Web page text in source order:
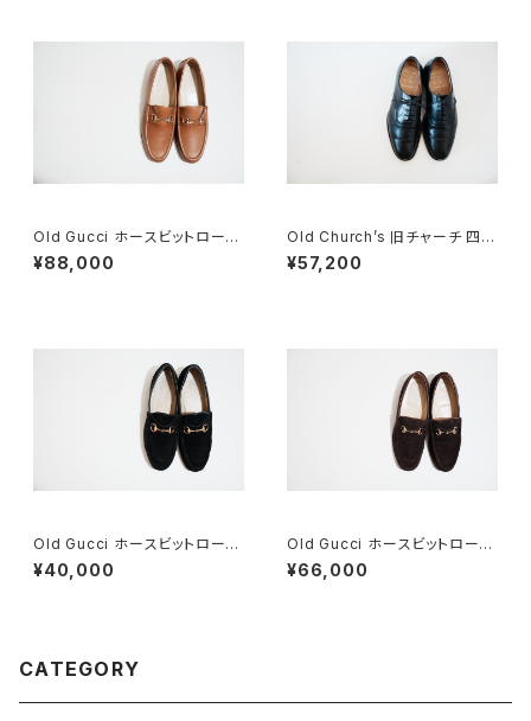
Old Gucci ホースビットローフ
ァー 38.5C tan ほぼDeadsto
ck
¥88,000
Old Church’s 旧チャーチ 四都
市 Consul 60F
¥57,200
Old Gucci ホースビットローフ
ァー 4.5B スエードBK
¥40,000
Old Gucci ホースビットローフ
ァー 5B Dark Brown Suede
¥66,000
CATEGORY